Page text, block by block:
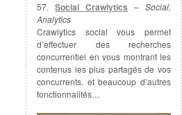
57. Social Crawlytics – Social,
Analytics
Crawlytics social vous permet
d’effectuer des recherches
concurrentiel en vous montrant les
contenus les plus partagés de vos
concurrents. et beaucoup d’autres
fonctionnalités…